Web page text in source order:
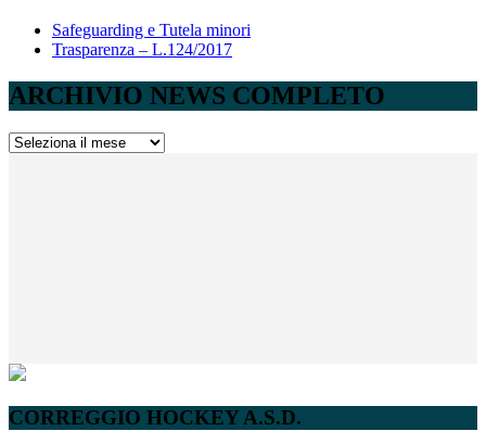
Safeguarding e Tutela minori
Trasparenza – L.124/2017
ARCHIVIO NEWS COMPLETO
ARCHIVIO
CORREGGIO HOCKEY A.S.D.